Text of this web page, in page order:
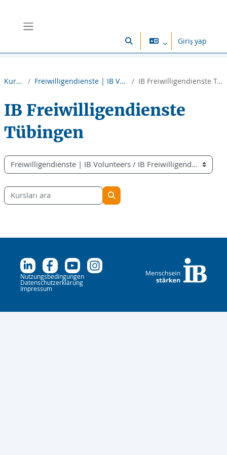
Arama girişini değiştir
Giriş yap
Kurslar Freiwilligendienste | IB Volunteers IB Freiwilligendienste Tübingen
IB Freiwilligendienste
Tübingen
Kurs Kategorileri
Kursları ara
Kursları ara
Nutzungsbedingungen
Datenschutzerklärung
Impressum